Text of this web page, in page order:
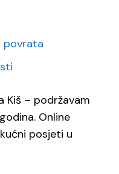
povrata
Kiš – podržavam
Online
posjeti u